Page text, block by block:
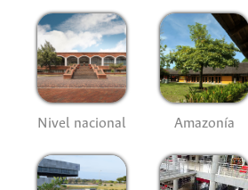
Nivel nacional Amazonía